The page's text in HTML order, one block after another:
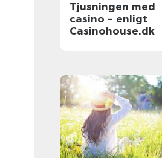
Tjusningen med
casino – enligt
Casinohouse.dk